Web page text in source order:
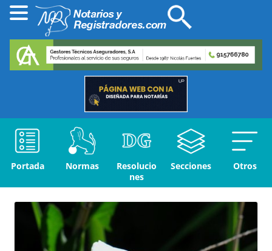
Portada Normas
Resolucio
nes
Secciones Otros